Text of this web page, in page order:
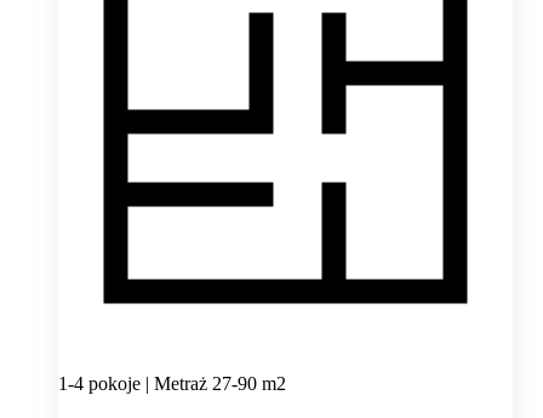
1-4 pokoje | Metraż 27-90 m2